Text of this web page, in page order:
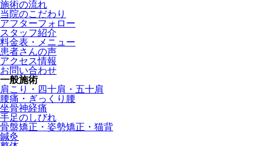
施術の流れ
当院のこだわり
アフターフォロー
スタッフ紹介
料金表・メニュー
患者さんの声
アクセス情報
お問い合わせ
一般施術
肩こり・四十肩・五十肩
腰痛・ぎっくり腰
坐骨神経痛
手足のしびれ
骨盤矯正・姿勢矯正・猫背
鍼灸